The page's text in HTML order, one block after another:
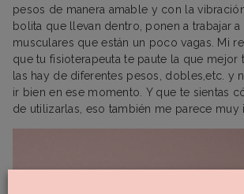
pesos de manera amable y con la
bolita que llevan dentro, ponen a trabajar a
musculares que están un poco vagas. Mi
que tu fisioterapeuta te paute la que mejor
las hay de diferentes pesos, dobles,etc. y
ir bien en ese momento. Y que te sientas
de utilizarlas, eso también me parece muy